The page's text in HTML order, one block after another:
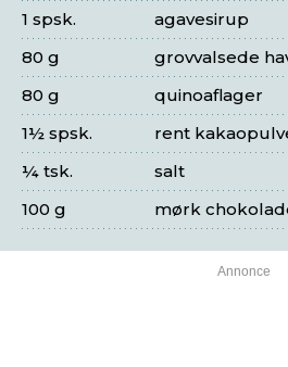
agavesirup
1 spsk.
grovvalsede
80 g
quinoaflager
80 g
rent
1½ spsk.
salt
¼ tsk.
mørk
100 g